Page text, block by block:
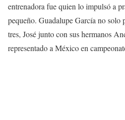
entrenadora fue quien lo impulsó a
pequeño. Guadalupe García no solo
tres, José junto con sus hermanos
representado a México en